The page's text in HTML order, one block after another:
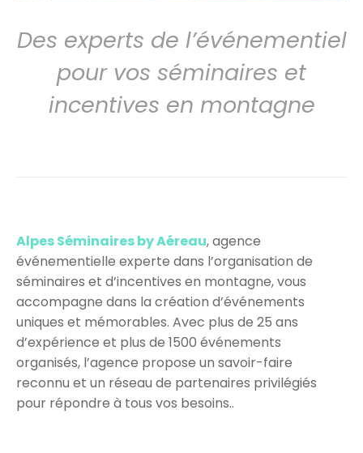
Des experts de l’événementiel
pour vos séminaires et
incentives en montagne
Alpes Séminaires by Aéreau, agence
événementielle experte dans l’organisation de
séminaires et d’incentives en montagne, vous
accompagne dans la création d’événements
uniques et mémorables. Avec plus de 25 ans
d’expérience et plus de 1500 événements
organisés, l’agence propose un savoir-faire
reconnu et un réseau de partenaires privilégiés
pour répondre à tous vos besoins..